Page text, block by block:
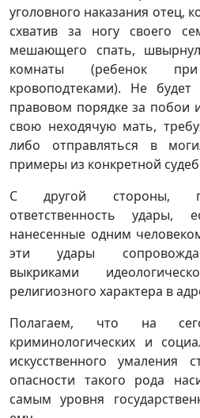
уголовного наказания отец,
схватив за ногу своего
мешающего спать,
комнаты (ребенок
кровоподтеками). Не будет
правовом порядке за побои
свою неходячую мать,
либо отправляться в
примеры из конкретной
С другой стороны,
ответственность удары,
нанесенные одним
эти удары
выкриками
религиозного характера в
Полагаем, что на
криминологических и
искусственного умаления
опасности такого рода
самым уровня